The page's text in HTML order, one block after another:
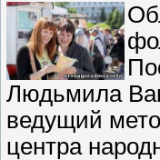
Людьмила
ведущий
центра